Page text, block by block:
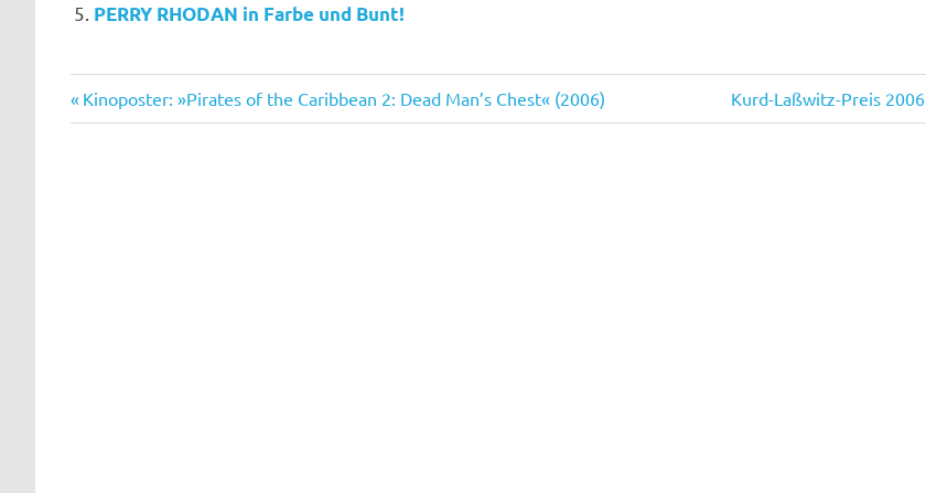
PERRY RHODAN in Farbe und Bunt!
SFCU
Beitragsnavigation
Vorheriger
Beitrag:
Kinoposter: »Pirates of the Caribbean 2: Dead Man’s Chest« (2006)
Nächster
Beitrag:
Kurd-Laßwitz-Preis 2006